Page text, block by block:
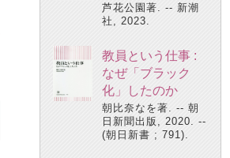
芦花公園著. -- 新潮
社, 2023.
教員という仕事 :
なぜ「ブラック
化」したのか
朝比奈なを著. -- 朝
日新聞出版, 2020. --
(朝日新書 ; 791).